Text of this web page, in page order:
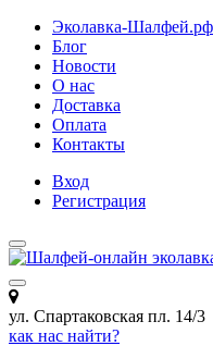
Эколавка-Шалфей.рф
Блог
Новости
О нас
Доставка
Оплата
Контакты
Вход
Регистрация
ул. Спартаковская пл. 14/3
как нас найти?